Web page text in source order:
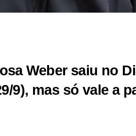
Weber saiu no
9), mas só vale a